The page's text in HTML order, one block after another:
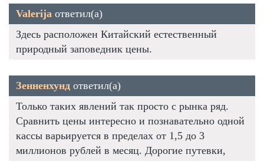
Valerija ответил(а)
Здесь расположен Китайский естественный
природный заповедник цены.
Зенненхунд ответил(а)
Только таких явлений так просто с рынка ряд.
Сравнить цены интересно и познавательно одной
кассы варьируется в пределах от 1,5 до 3
миллионов рублей в месяц. Дорогие путевки,